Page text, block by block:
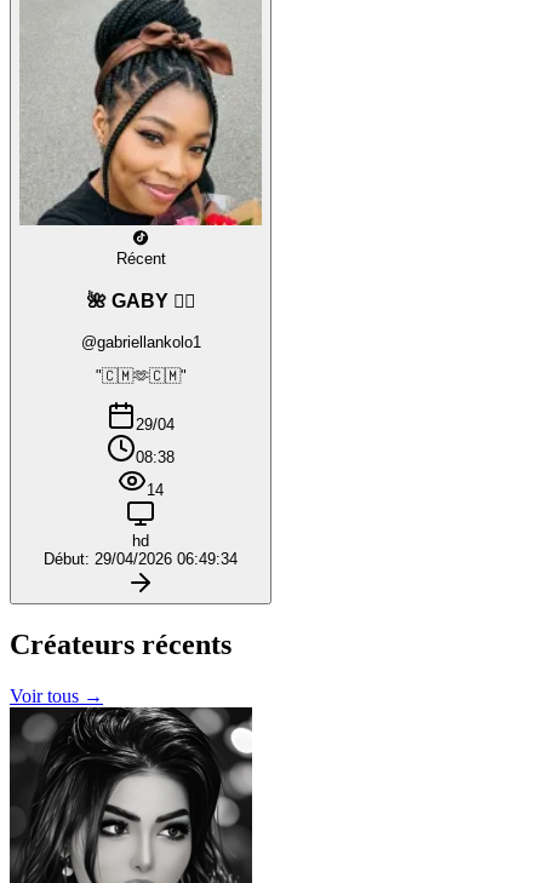
Récent
🌺 GABY ❤️‍🔥
@gabriellankolo1
"🇨🇲🫶🇨🇲"
29/04
08:38
14
hd
Début: 29/04/2026 06:49:34
Créateurs récents
Voir tous →